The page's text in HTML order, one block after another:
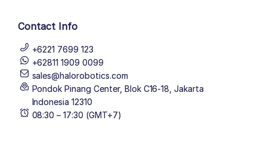
Contact Info
+6221 7699 123
+62811 1909 0099
sales@halorobotics.com
Pondok Pinang Center, Blok C16-18, Jakarta
Indonesia 12310
08:30 – 17:30 (GMT+7)